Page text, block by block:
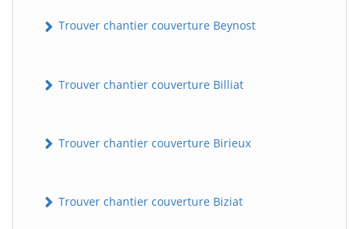
Trouver chantier couverture Beynost
Trouver chantier couverture Billiat
Trouver chantier couverture Birieux
Trouver chantier couverture Biziat